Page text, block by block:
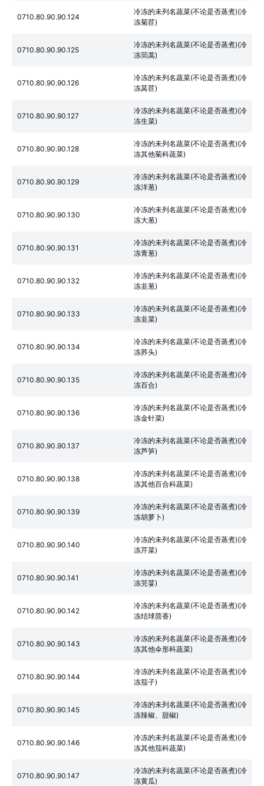
0710.80.90.90.124
冷冻的未列名蔬菜(不论是否蒸煮)(冷
冻菊苣)
0710.80.90.90.125
冷冻的未列名蔬菜(不论是否蒸煮)(冷
冻茼蒿)
0710.80.90.90.126
冷冻的未列名蔬菜(不论是否蒸煮)(冷
冻莴苣)
0710.80.90.90.127
冷冻的未列名蔬菜(不论是否蒸煮)(冷
冻生菜)
0710.80.90.90.128
冷冻的未列名蔬菜(不论是否蒸煮)(冷
冻其他菊科蔬菜)
0710.80.90.90.129
冷冻的未列名蔬菜(不论是否蒸煮)(冷
冻洋葱)
0710.80.90.90.130
冷冻的未列名蔬菜(不论是否蒸煮)(冷
冻大葱)
0710.80.90.90.131
冷冻的未列名蔬菜(不论是否蒸煮)(冷
冻青葱)
0710.80.90.90.132
冷冻的未列名蔬菜(不论是否蒸煮)(冷
冻韭葱)
0710.80.90.90.133
冷冻的未列名蔬菜(不论是否蒸煮)(冷
冻韭菜)
0710.80.90.90.134
冷冻的未列名蔬菜(不论是否蒸煮)(冷
冻荞头)
0710.80.90.90.135
冷冻的未列名蔬菜(不论是否蒸煮)(冷
冻百合)
0710.80.90.90.136
冷冻的未列名蔬菜(不论是否蒸煮)(冷
冻金针菜)
0710.80.90.90.137
冷冻的未列名蔬菜(不论是否蒸煮)(冷
冻芦笋)
0710.80.90.90.138
冷冻的未列名蔬菜(不论是否蒸煮)(冷
冻其他百合科蔬菜)
0710.80.90.90.139
冷冻的未列名蔬菜(不论是否蒸煮)(冷
冻胡萝卜)
0710.80.90.90.140
冷冻的未列名蔬菜(不论是否蒸煮)(冷
冻芹菜)
0710.80.90.90.141
冷冻的未列名蔬菜(不论是否蒸煮)(冷
冻芫荽)
0710.80.90.90.142
冷冻的未列名蔬菜(不论是否蒸煮)(冷
冻结球茴香)
0710.80.90.90.143
冷冻的未列名蔬菜(不论是否蒸煮)(冷
冻其他伞形科蔬菜)
0710.80.90.90.144
冷冻的未列名蔬菜(不论是否蒸煮)(冷
冻茄子)
0710.80.90.90.145
冷冻的未列名蔬菜(不论是否蒸煮)(冷
冻辣椒、甜椒)
0710.80.90.90.146
冷冻的未列名蔬菜(不论是否蒸煮)(冷
冻其他茄科蔬菜)
0710.80.90.90.147
冷冻的未列名蔬菜(不论是否蒸煮)(冷
冻黄瓜)